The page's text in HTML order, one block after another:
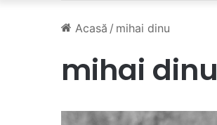
Acasă / mihai dinu
mihai dinu